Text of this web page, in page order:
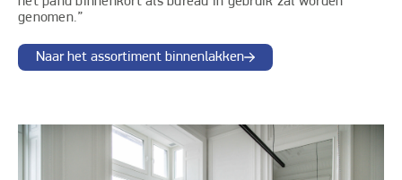
genomen.”
Naar het assortiment binnenlakken